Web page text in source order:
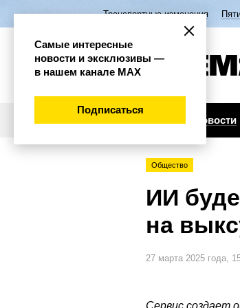
Транспортные изменения
Новости
Общество
ИИ
на
27 марта 2025 года,
Сервис создает
Самые интересные
новости и эксклюзивы —
в нашем канале МАХ
Подписаться